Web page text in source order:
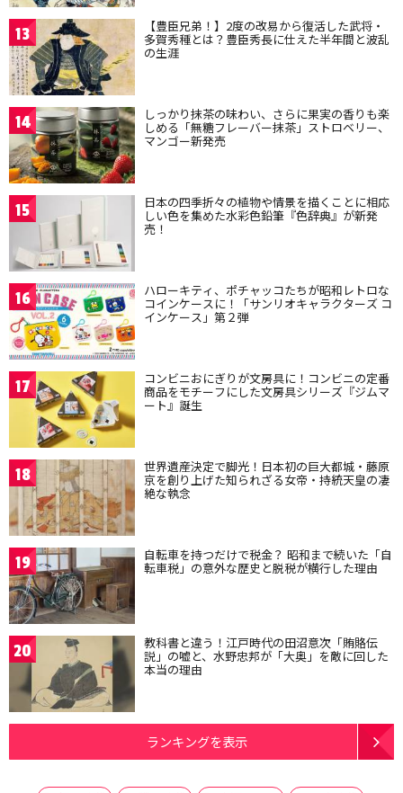
13 【豊臣兄弟！】2度の改易から復活した武将・
多賀秀種とは？豊臣秀長に仕えた半年間と波乱
の生涯
14 しっかり抹茶の味わい、さらに果実の香りも楽
しめる「無糖フレーバー抹茶」ストロベリー、
マンゴー新発売
15 日本の四季折々の植物や情景を描くことに相応
しい色を集めた水彩色鉛筆『色辞典』が新発
売！
16 ハローキティ、ポチャッコたちが昭和レトロな
コインケースに！「サンリオキャラクターズ コ
インケース」第２弾
17 コンビニおにぎりが文房具に！コンビニの定番
商品をモチーフにした文房具シリーズ『ジムマ
ート』誕生
18 世界遺産決定で脚光！日本初の巨大都城・藤原
京を創り上げた知られざる女帝・持統天皇の凄
絶な執念
19 自転車を持つだけで税金？ 昭和まで続いた「自
転車税」の意外な歴史と脱税が横行した理由
20 教科書と違う！江戸時代の田沼意次「賄賂伝
説」の嘘と、水野忠邦が「大奥」を敵に回した
本当の理由
ランキングを表示